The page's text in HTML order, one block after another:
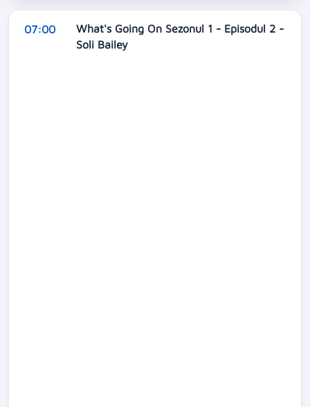
07:00
What's Going On Sezonul 1 - Episodul 2 -
Soli Bailey